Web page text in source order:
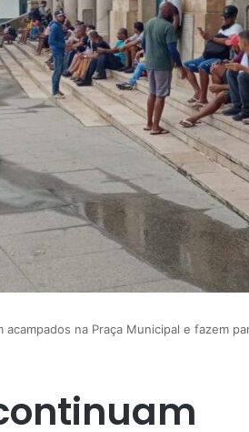
acampados na Praça Municipal e fazem